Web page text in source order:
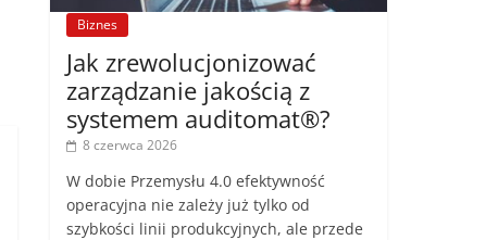
Biznes
Jak zrewolucjonizować
zarządzanie jakością z
systemem auditomat®?
8 czerwca 2026
W dobie Przemysłu 4.0 efektywność
operacyjna nie zależy już tylko od
szybkości linii produkcyjnych, ale przede